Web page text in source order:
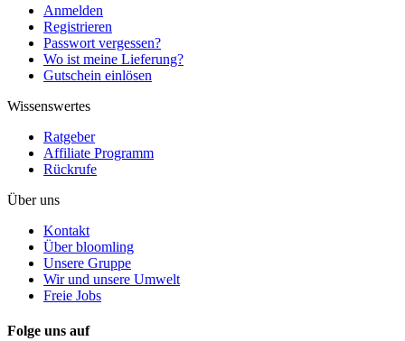
Anmelden
Registrieren
Passwort vergessen?
Wo ist meine Lieferung?
Gutschein einlösen
Wissenswertes
Ratgeber
Affiliate Programm
Rückrufe
Über uns
Kontakt
Über bloomling
Unsere Gruppe
Wir und unsere Umwelt
Freie Jobs
Folge uns auf